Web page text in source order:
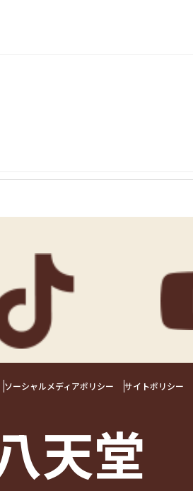
ソーシャルメディアポリシー サイトポリシー
天堂